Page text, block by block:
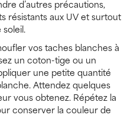
d’autres précautions,
résistants aux UV et surtout
vos taches blanches à
un coton-tige ou un
une petite quantité
Attendez quelques
vous obtenez. Répétez la
conserver la couleur de